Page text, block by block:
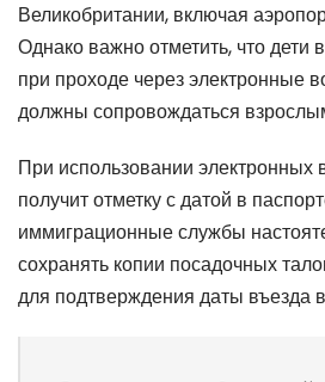
Великобритании, включая
Однако важно отметить, что дети
при проходе через электронные
должны сопровождаться
При использовании электронных
получит отметку с датой в
иммиграционные службы
сохранять копии посадочных
для подтверждения даты въезда